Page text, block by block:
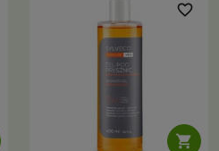

favorite_border